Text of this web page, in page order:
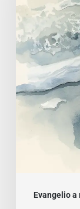
Evangelio a
inteligente
|
Evangelio
del
26